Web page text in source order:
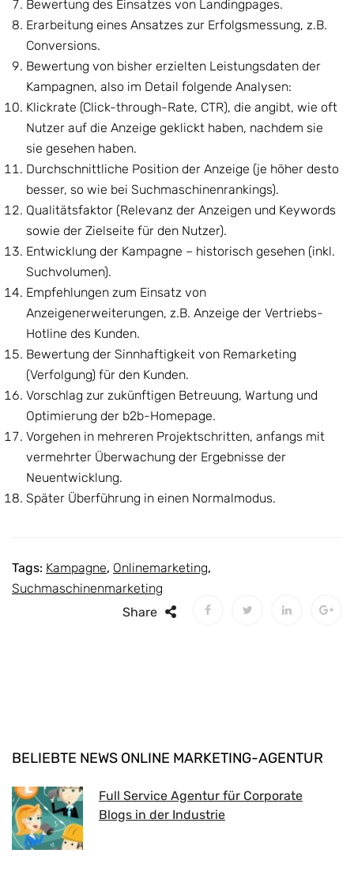
Bewertung des Einsatzes von Landingpages.
Erarbeitung eines Ansatzes zur Erfolgsmessung, z.B.
Conversions.
Bewertung von bisher erzielten Leistungsdaten der
Kampagnen, also im Detail folgende Analysen:
Klickrate (Click-through-Rate, CTR), die angibt, wie oft
Nutzer auf die Anzeige geklickt haben, nachdem sie
sie gesehen haben.
Durchschnittliche Position der Anzeige (je höher desto
besser, so wie bei Suchmaschinenrankings).
Qualitätsfaktor (Relevanz der Anzeigen und Keywords
sowie der Zielseite für den Nutzer).
Entwicklung der Kampagne – historisch gesehen (inkl.
Suchvolumen).
Empfehlungen zum Einsatz von
Anzeigenerweiterungen, z.B. Anzeige der Vertriebs-
Hotline des Kunden.
Bewertung der Sinnhaftigkeit von Remarketing
(Verfolgung) für den Kunden.
Vorschlag zur zukünftigen Betreuung, Wartung und
Optimierung der b2b-Homepage.
Vorgehen in mehreren Projektschritten, anfangs mit
vermehrter Überwachung der Ergebnisse der
Neuentwicklung.
Später Überführung in einen Normalmodus.
Tags: Kampagne, Onlinemarketing,
Suchmaschinenmarketing
Share
BELIEBTE NEWS ONLINE MARKETING-AGENTUR
Full Service Agentur für Corporate
Blogs in der Industrie